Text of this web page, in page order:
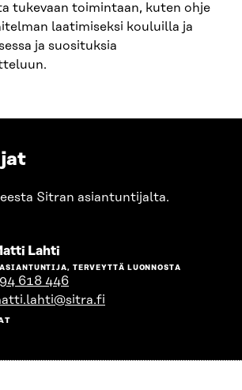
tukevaan toimintaan, kuten ohje
laatimiseksi kouluilla ja
ja suosituksia
Sitran asiantuntijalta.
Lahti
henkilön
sivulle
TERVEYTTÄ LUONNOSTA
618 446